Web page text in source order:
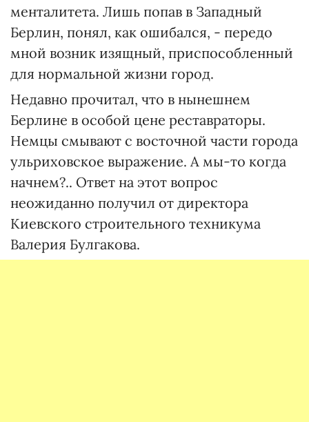
менталитета. Лишь попав в Западный
Берлин, понял, как ошибался, - передо
мной возник изящный, приспособленный
для нормальной жизни город.
Недавно прочитал, что в нынешнем
Берлине в особой цене реставраторы.
Немцы смывают с восточной части города
ульриховское выражение. А мы-то когда
начнем?.. Ответ на этот вопрос
неожиданно получил от директора
Киевского строительного техникума
Валерия Булгакова.